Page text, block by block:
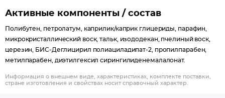
Активные компоненты / состав
Полибутен, петролатум, каприлик/каприк глицериды, парафин,
микрокристаллический воск, тальк, изододекан, пчелиный воск,
церезин, БИС-Деглицирил полиациладипат-2, пропилпарабен,
метилпарабен, диэтилгексил сирингилиденемалалонат.
Информация о внешнем виде, характеристиках, комплекте поставки,
стране изготовления и свойствах носит справочный характер.